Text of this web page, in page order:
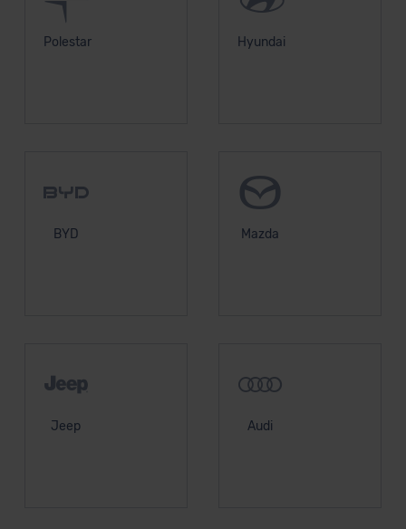
Polestar Hyundai
BYD Mazda
Jeep Audi